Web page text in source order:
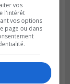
vos
l'intérêt
vos options
page ou dans